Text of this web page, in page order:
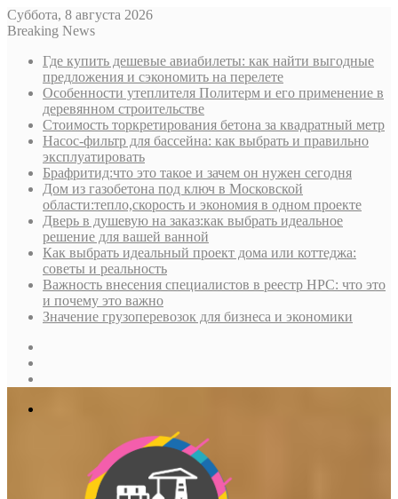
Суббота, 8 августа 2026
Breaking News
Где купить дешевые авиабилеты: как найти выгодные
предложения и сэкономить на перелете
Особенности утеплителя Политерм и его применение в
деревянном строительстве
Стоимость торкретирования бетона за квадратный метр
Насос-фильтр для бассейна: как выбрать и правильно
эксплуатировать
Брафритид:что это такое и зачем он нужен сегодня
Дом из газобетона под ключ в Московской
области:тепло,скорость и экономия в одном проекте
Дверь в душевую на заказ:как выбрать идеальное
решение для вашей ванной
Как выбрать идеальный проект дома или коттеджа:
советы и реальность
Важность внесения специалистов в реестр НРС: что это
и почему это важно
Значение грузоперевозок для бизнеса и экономики